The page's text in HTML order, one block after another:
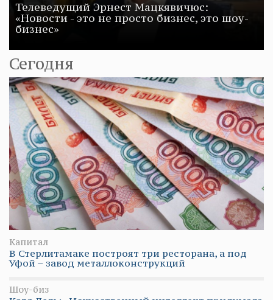
Телеведущий Эрнест Мацкявичюс:
«Новости - это не просто бизнес, это шоу-
бизнес»
Сегодня
Капитал
В Стерлитамаке построят три ресторана, а под
Уфой – завод металлоконструкций
Шоу-биз